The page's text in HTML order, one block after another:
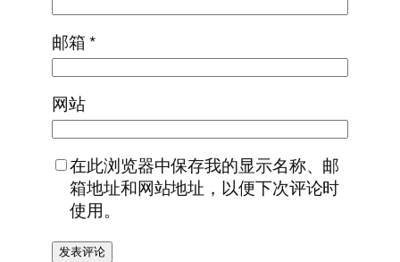
邮箱*
网站
在此浏览器中保存我的显示名称、邮
箱地址和网站地址，以便下次评论时
使用。